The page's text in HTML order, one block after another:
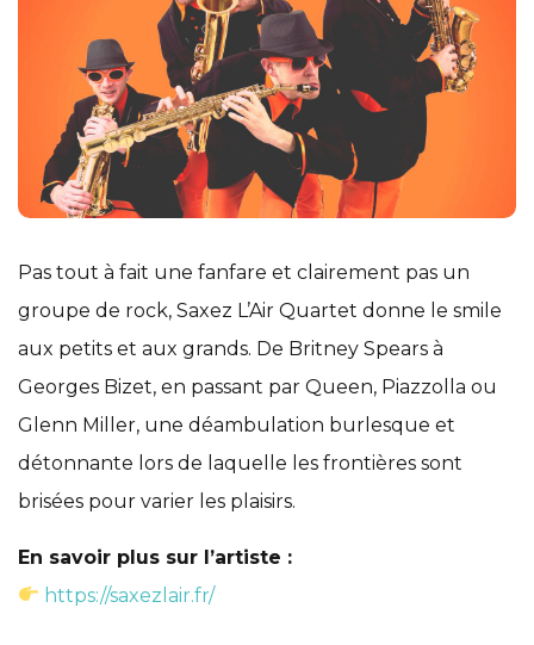
Pas tout à fait une fanfare et clairement pas un
groupe de rock, Saxez L’Air Quartet donne le smile
aux petits et aux grands. De Britney Spears à
Georges Bizet, en passant par Queen, Piazzolla ou
Glenn Miller, une déambulation burlesque et
détonnante lors de laquelle les frontières sont
brisées pour varier les plaisirs.
En savoir plus sur l’artiste :
https://saxezlair.fr/